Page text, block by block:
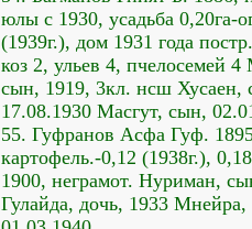
юлы с 1930, усадьба 0,20га-
(1939г.), дом 1931 года
коз 2, ульев 4, пчелосемей
сын, 1919, 3кл. нсш Хусаен,
17.08.1930 Масгут, сын,
55. Гуфранов Асфа Гуф.
картофель.-0,12 (1938г.),
1900, неграмот. Нуриман,
Гулайда, дочь, 1933